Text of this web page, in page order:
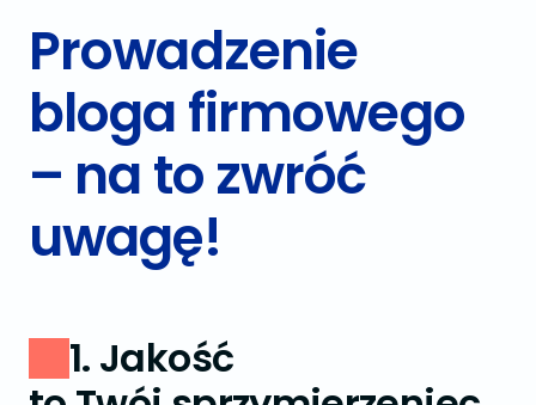
Prowadzenie
bloga firmowego
– na to zwróć
uwagę!
1. Jakość